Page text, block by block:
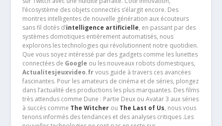
l’écosystème des objets connectés s’élargit encore. Des
montres intelligentes de nouvelle génération aux écouteurs
sans fil dotés d’intelligence artificielle, en passant par des
systèmes domotiques entièrement automatisés, nous
explorons les technologies qui révolutionnent notre quotidien.
Que vous soyez intéressé par des gadgets comme les lunettes
connectées de Google ou les nouveaux robots domestiques,
Actualitesjeuxvideo.frvous guide à travers ces avancées
fascinantes. Pour les amateurs de cinéma et de séries, plongez
dans l’actualité des productions les plus marquantes. Des films
très attendus comme Dune : Partie Deux ou Avatar 3 aux séries
à succès comme The Witcherou The Last of Us, nous vous
tenons informés des tendances et des analyses critiques .Les